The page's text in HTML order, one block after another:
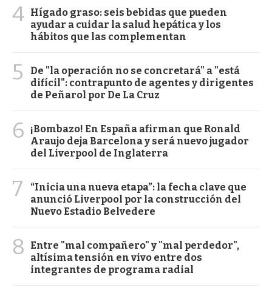
4 Hígado graso: seis bebidas que pueden
ayudar a cuidar la salud hepática y los
hábitos que las complementan
5
De "la operación no se concretará" a "está
difícil": contrapunto de agentes y dirigentes
de Peñarol por De La Cruz
6
¡Bombazo! En España afirman que Ronald
Araujo deja Barcelona y será nuevo jugador
del Liverpool de Inglaterra
7
“Inicia una nueva etapa”: la fecha clave que
anunció Liverpool por la construcción del
Nuevo Estadio Belvedere
8
Entre "mal compañero" y "mal perdedor",
altísima tensión en vivo entre dos
integrantes de programa radial